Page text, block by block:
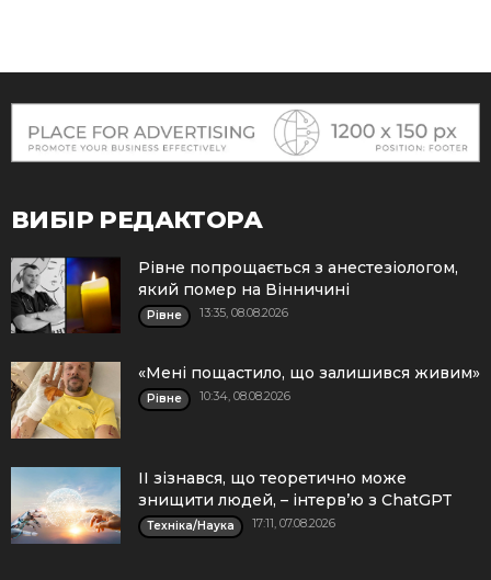
ВИБІР РЕДАКТОРА
Рівне попрощається з анестезіологом,
який помер на Вінничині
Рівне 13:35, 08.08.2026
«Мені пощастило, що залишився живим»
Рівне 10:34, 08.08.2026
ІІ зізнався, що теоретично може
знищити людей, – інтерв’ю з ChatGPT
Техніка/Наука 17:11, 07.08.2026